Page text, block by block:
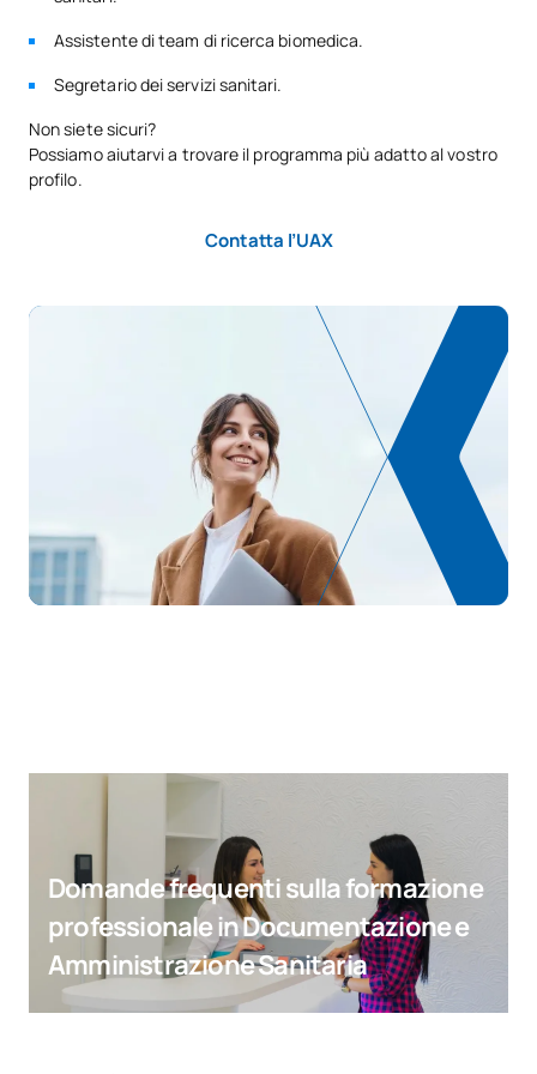
Assistente di team di ricerca biomedica.
Segretario dei servizi sanitari.
Non siete sicuri?
Possiamo aiutarvi a trovare il programma più adatto al vostro
profilo.
Contatta l’UAX
Domande frequenti sulla formazione
professionale in Documentazione e
Amministrazione Sanitaria